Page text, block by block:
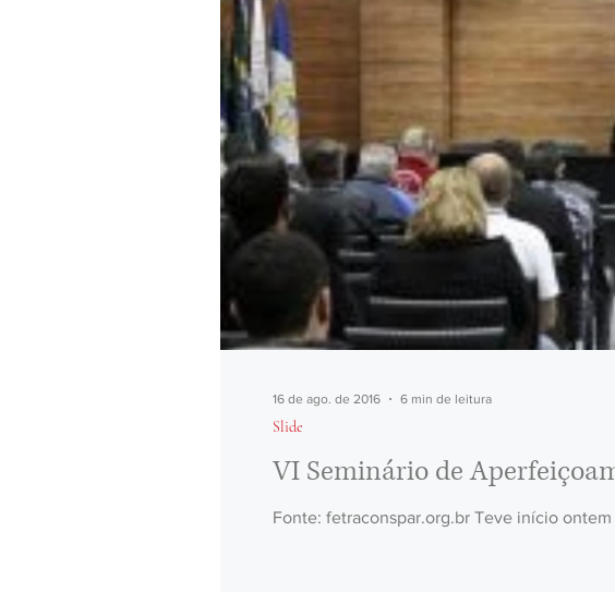
VI Seminário de
Fonte: fetraconspar.org.br Teve início ontem
Slide
16 de ago. de 2016 6 min de leitura